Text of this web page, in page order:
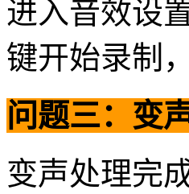
进入音效设
键开始录制
问题三：变
变声处理完